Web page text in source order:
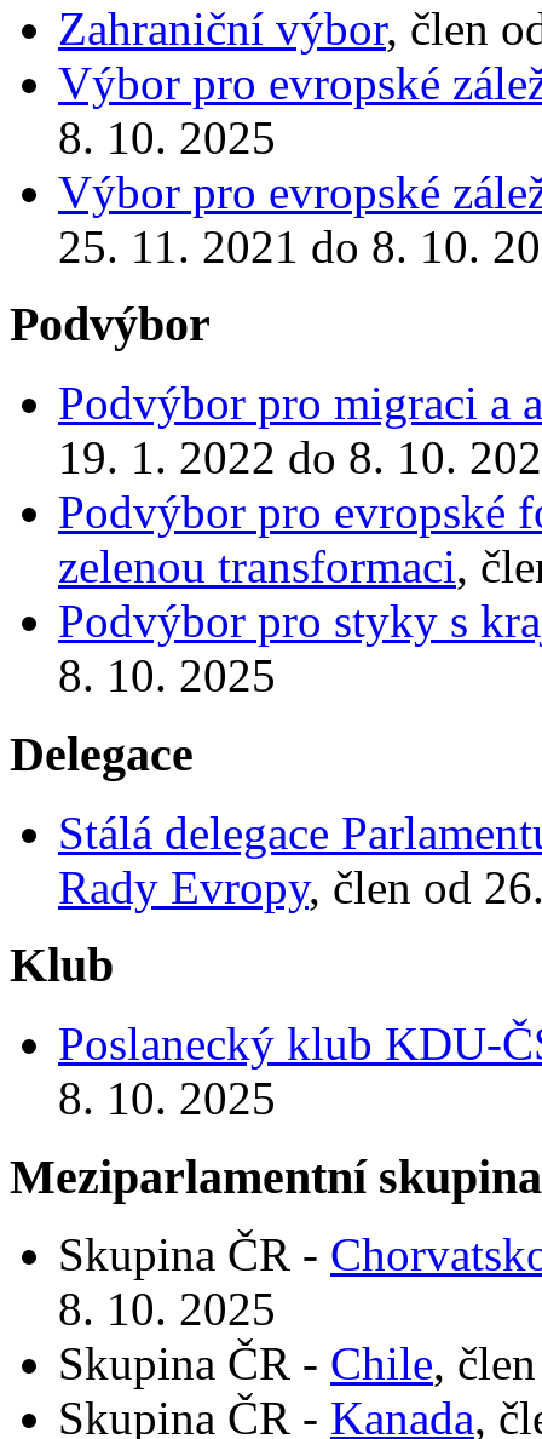
Zahraniční výbor, člen
Výbor pro evropské
8. 10. 2025
Výbor pro evropské
25. 11. 2021 do 8. 10.
Podvýbor
Podvýbor pro migraci a
19. 1. 2022 do 8. 10.
Podvýbor pro evropské
zelenou transformaci,
Podvýbor pro styky s
8. 10. 2025
Delegace
Stálá delegace
Rady Evropy, člen od
Klub
Poslanecký klub KDU-
8. 10. 2025
Meziparlamentní
Skupina ČR -
8. 10. 2025
Skupina ČR - Chile,
Skupina ČR - Kanada,